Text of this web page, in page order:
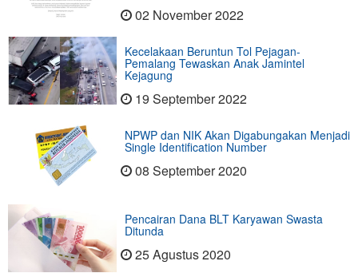
02 November 2022
Kecelakaan Beruntun Tol Pejagan-
Pemalang Tewaskan Anak Jamintel
Kejagung
19 September 2022
NPWP dan NIK Akan Digabungakan Menjadi
Single Identification Number
08 September 2020
Pencairan Dana BLT Karyawan Swasta
Ditunda
25 Agustus 2020